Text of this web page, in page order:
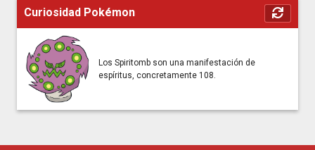
Curiosidad Pokémon
Los Spiritomb son una manifestación de
espíritus, concretamente 108.